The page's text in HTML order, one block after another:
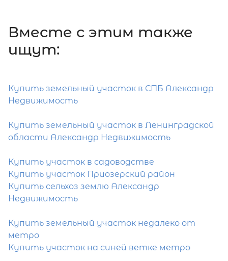
Вместе c этим также
ищут:
Купить земельный участок в СПБ Александр
Недвижимость
Купить земельный участок в Ленинградской
области Александр Недвижимость
Купить участок в садоводстве
Купить участок Приозерский район
Купить сельхоз землю Александр
Недвижимость
Купить земельный участок недалеко от
метро
Купить участок на синей ветке метро